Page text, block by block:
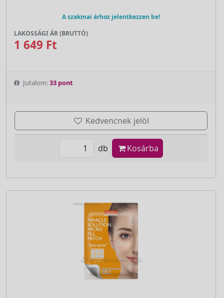
A szakmai árhoz jelentkezzen be!
LAKOSSÁGI ÁR (BRUTTÓ)
1 649 Ft
Jutalom:33 pont
Kedvencnek jelöl
db Kosárba